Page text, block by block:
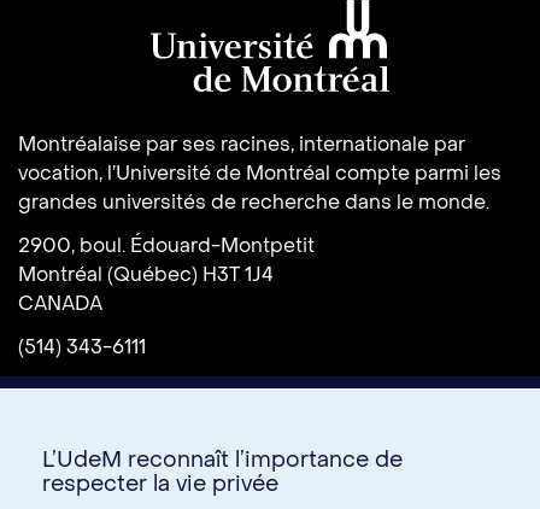
Montréalaise par ses racines, internationale par
vocation, l’Université de Montréal compte parmi les
grandes universités de recherche dans le monde.
2900, boul. Édouard-Montpetit
Montréal (Québec) H3T 1J4
CANADA
(514) 343-6111
L’UdeM reconnaît l’importance de
respecter la vie privée